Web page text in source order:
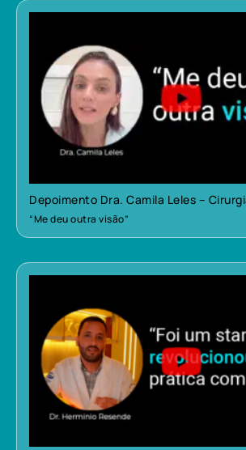
Depoimento Dra. Camila Leles –
“Me deu outra visão”